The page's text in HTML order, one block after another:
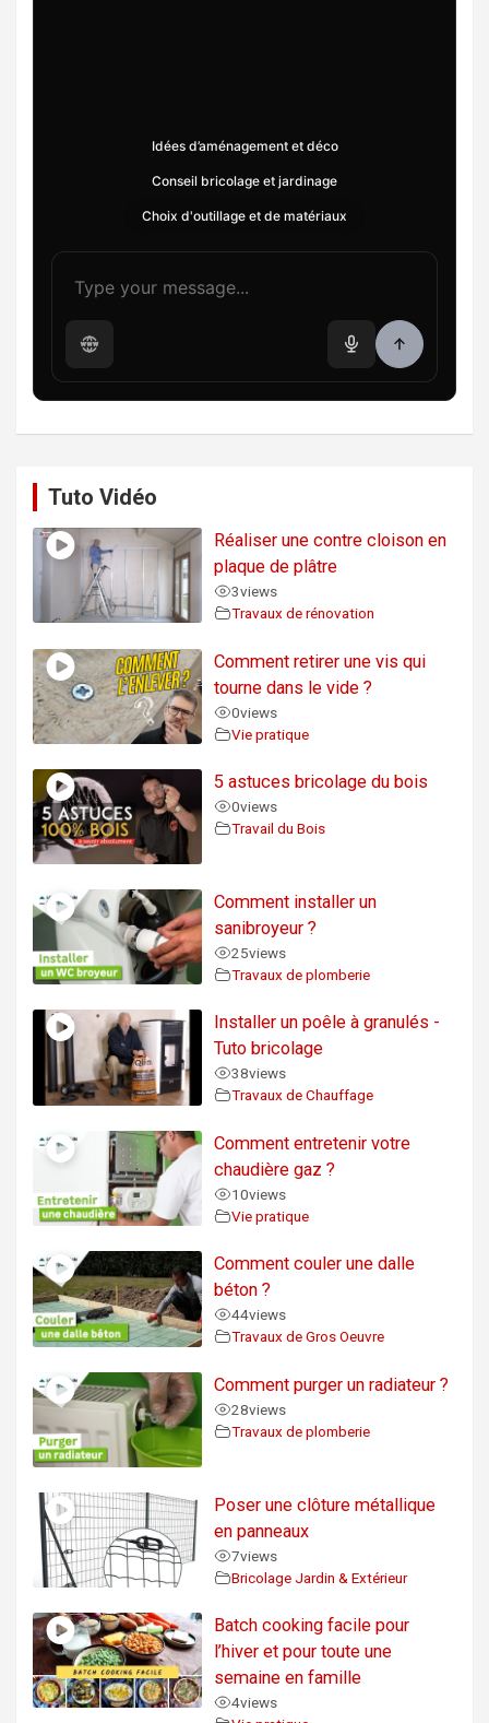
Idées d’aménagement et déco
Conseil bricolage et jardinage
Choix d'outillage et de matériaux
Tuto Vidéo
Réaliser une contre cloison en
plaque de plâtre
3views
Travaux de rénovation
Comment retirer une vis qui
tourne dans le vide ?
0views
Vie pratique
5 astuces bricolage du bois
0views
Travail du Bois
Comment installer un
sanibroyeur ?
25views
Travaux de plomberie
Installer un poêle à granulés -
Tuto bricolage
38views
Travaux de Chauffage
Comment entretenir votre
chaudière gaz ?
10views
Vie pratique
Comment couler une dalle
béton ?
44views
Travaux de Gros Oeuvre
Comment purger un radiateur ?
28views
Travaux de plomberie
Poser une clôture métallique
en panneaux
7views
Bricolage Jardin & Extérieur
Batch cooking facile pour
l’hiver et pour toute une
semaine en famille
4views